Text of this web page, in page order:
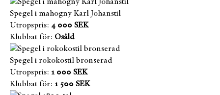
Spegel i mahogny Karl Johanstil
Utropspris: 4 000 SEK
Klubbat för: Osåld
Spegel i rokokostil bronserad
Utropspris: 1 000 SEK
Klubbat för: 1 500 SEK